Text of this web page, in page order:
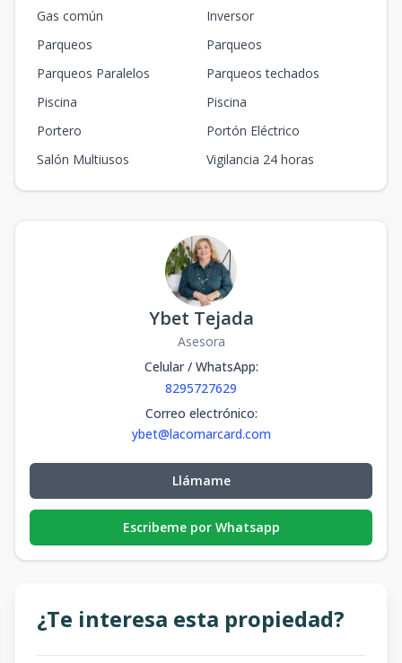
Gas común
Inversor
Parqueos
Parqueos
Parqueos Paralelos
Parqueos techados
Piscina
Piscina
Portero
Portón Eléctrico
Salón Multiusos
Vigilancia 24 horas
Ybet Tejada
Asesora
Celular / WhatsApp:
8295727629
Correo electrónico:
ybet@lacomarcard.com
Llámame
Escribeme por Whatsapp
¿Te interesa esta propiedad?